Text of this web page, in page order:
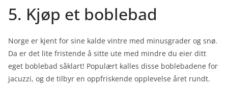
5. Kjøp et boblebad
Norge er kjent for sine kalde vintre med minusgrader og snø.
Da er det lite fristende å sitte ute med mindre du eier ditt
eget boblebad såklart! Populært kalles disse boblebadene for
jacuzzi, og de tilbyr en oppfriskende opplevelse året rundt.